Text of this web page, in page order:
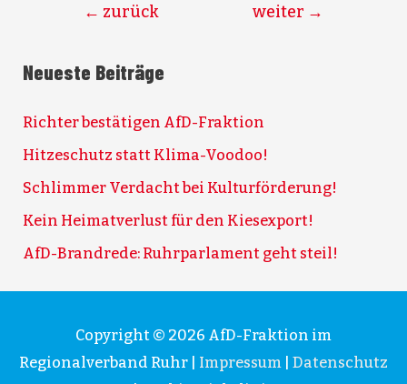
Beitragsnavigation
← zurück weiter →
Neueste Beiträge
Richter bestätigen AfD-Fraktion
Hitzeschutz statt Klima-Voodoo!
Schlimmer Verdacht bei Kulturförderung!
Kein Heimatverlust für den Kiesexport!
AfD-Brandrede: Ruhrparlament geht steil!
Copyright © 2026 AfD-Fraktion im
Regionalverband Ruhr
Impressum
Datenschutz